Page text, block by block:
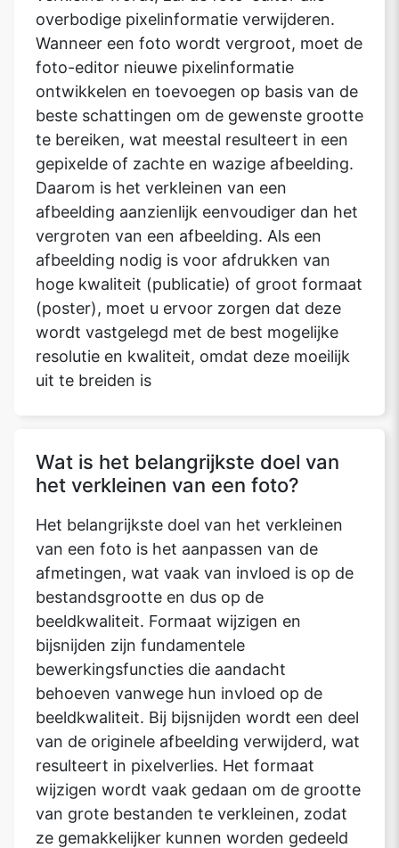
overbodige pixelinformatie verwijderen.
Wanneer een foto wordt vergroot, moet de
foto-editor nieuwe pixelinformatie
ontwikkelen en toevoegen op basis van de
beste schattingen om de gewenste grootte
te bereiken, wat meestal resulteert in een
gepixelde of zachte en wazige afbeelding.
Daarom is het verkleinen van een
afbeelding aanzienlijk eenvoudiger dan het
vergroten van een afbeelding. Als een
afbeelding nodig is voor afdrukken van
hoge kwaliteit (publicatie) of groot formaat
(poster), moet u ervoor zorgen dat deze
wordt vastgelegd met de best mogelijke
resolutie en kwaliteit, omdat deze moeilijk
uit te breiden is
Wat is het belangrijkste doel van
het verkleinen van een foto?
Het belangrijkste doel van het verkleinen
van een foto is het aanpassen van de
afmetingen, wat vaak van invloed is op de
bestandsgrootte en dus op de
beeldkwaliteit. Formaat wijzigen en
bijsnijden zijn fundamentele
bewerkingsfuncties die aandacht
behoeven vanwege hun invloed op de
beeldkwaliteit. Bij bijsnijden wordt een deel
van de originele afbeelding verwijderd, wat
resulteert in pixelverlies. Het formaat
wijzigen wordt vaak gedaan om de grootte
van grote bestanden te verkleinen, zodat
ze gemakkelijker kunnen worden gedeeld